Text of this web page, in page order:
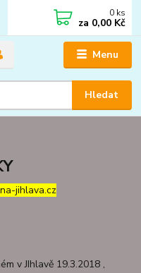
Menu
Hledat
0 ks
za 0,00 Kč
jihlava.cz
v JIhlavě 19.3.2018 ,